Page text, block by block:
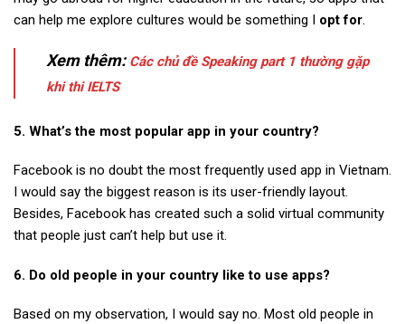
can help me explore cultures would be something I opt for.
Xem thêm: Các chủ đề Speaking part 1 thường gặp
khi thi IELTS
5. What’s the most popular app in your country?
Facebook is no doubt the most frequently used app in Vietnam.
I would say the biggest reason is its user-friendly layout.
Besides, Facebook has created such a solid virtual community
that people just can’t help but use it.
6. Do old people in your country like to use apps?
Based on my observation, I would say no. Most old people in